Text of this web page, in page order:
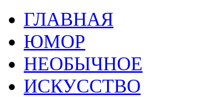
ГЛАВНАЯ
ЮМОР
НЕОБЫЧНОЕ
ИСКУССТВО